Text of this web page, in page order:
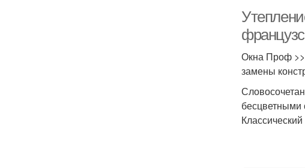
Окна Проф >>
замены
бесцветными